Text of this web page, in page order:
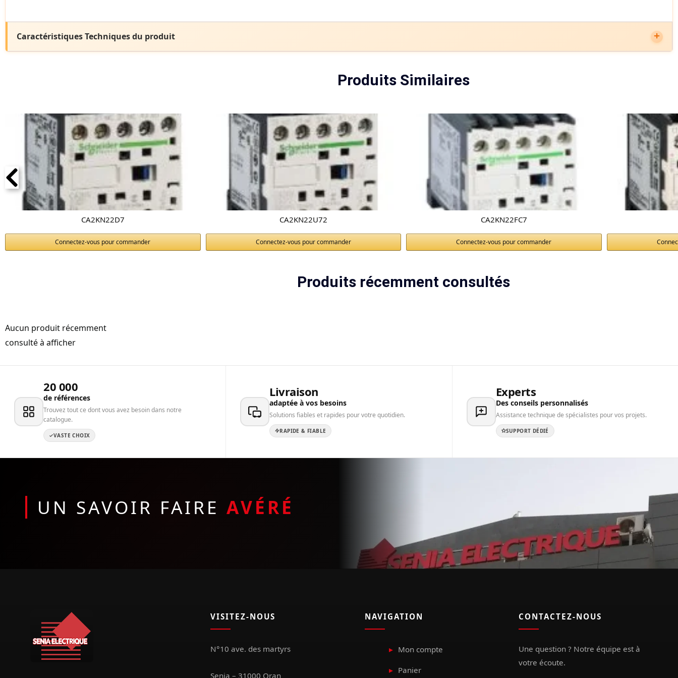
Caractéristiques Techniques du produit
Produits Similaires
CA2KN22D7
Connectez-vous pour commander
CA2KN22U72
Connectez-vous pour commander
CA2KN22FC7
Connectez-vous pour commander
Produits récemment consultés
Aucun produit récemment
consulté à afficher
20 000
de références
Trouvez tout ce dont vous avez besoin dans notre
catalogue.
VASTE CHOIX
Livraison
adaptée à vos besoins
Solutions fiables et rapides pour votre quotidien.
RAPIDE & FIABLE
Experts
Des conseils personnalisés
Assistance technique de spécialistes pour vos projets.
SUPPORT DÉDIÉ
UN SAVOIR FAIRE AVÉRÉ
VISITEZ-NOUS
N°10 ave. des martyrs
Senia – 31000 Oran
NAVIGATION
Mon compte
Panier
CONTACTEZ-NOUS
Une question ? Notre équipe est à
votre écoute.